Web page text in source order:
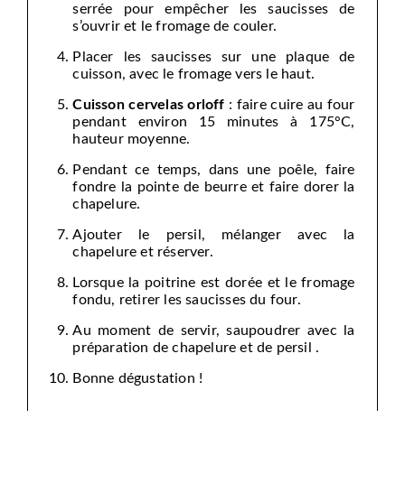
serrée pour empêcher les saucisses de
s’ouvrir et le fromage de couler.
Placer les saucisses sur une plaque de
cuisson, avec le fromage vers le haut.
Cuisson cervelas orloff : faire cuire au four
pendant environ 15 minutes à 175°C,
hauteur moyenne.
Pendant ce temps, dans une poêle, faire
fondre la pointe de beurre et faire dorer la
chapelure.
Ajouter le persil, mélanger avec la
chapelure et réserver.
Lorsque la poitrine est dorée et le fromage
fondu, retirer les saucisses du four.
Au moment de servir, saupoudrer avec la
préparation de chapelure et de persil .
Bonne dégustation !